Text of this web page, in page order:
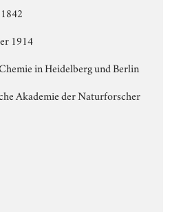
1914
in Heidelberg und Berlin
Akademie der Naturforscher